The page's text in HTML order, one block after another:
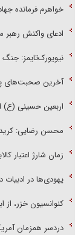
خواهرم فرمانده
ادعای واکنش
نیویورک‌تایمز:
آخرین صحبت‌های
اربعین حسینی (ع)
محسن رضایی:
زمان شارژ اعتبار
یهودی‌ها در ادبیات
کنوانسیون خزر، از
دردسر همزمان